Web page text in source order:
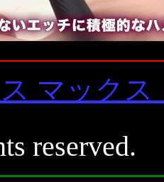
マックス
reserved.